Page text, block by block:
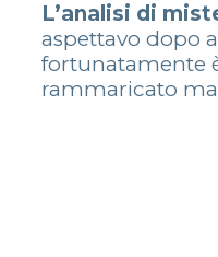
L’analisi di
aspettavo dopo
fortunatamente
rammaricato